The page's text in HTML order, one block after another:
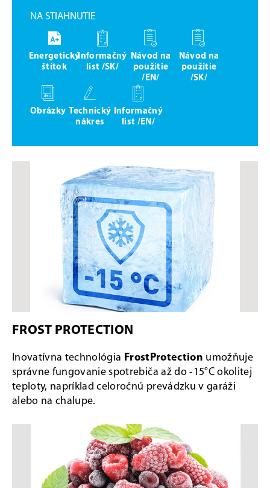
NA STIAHNUTIE
Energetický
štítok
Informačný
list /SK/
Návod na
použitie
/EN/
Návod na
použitie
/SK/
Obrázky
Technický
nákres
Informačný
list /EN/
FROST PROTECTION
Inovatívna technológia FrostProtection umožňuje
správne fungovanie spotrebiča až do -15°C okolitej
teploty, napríklad celoročnú prevádzku v garáži
alebo na chalupe.